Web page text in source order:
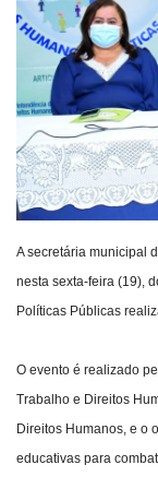
Contato
A secretária municipal
nesta sexta-feira (19),
Políticas Públicas
O evento é realizado
Trabalho e Direitos
Direitos Humanos, e o
educativas para